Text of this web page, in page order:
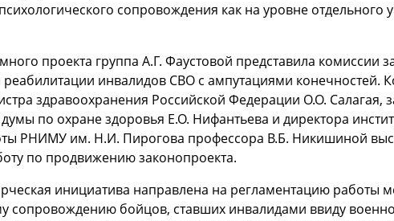
сопровождения как на уровне отдельного
проекта группа А.Г. Фаустовой представила комиссии
инвалидов СВО с ампутациями конечностей.
здравоохранения Российской Федерации О.О. Салагая,
по охране здоровья Е.О. Нифантьева и директора
РНИМУ им. Н.И. Пирогова профессора В.Б. Никишиной
по продвижению законопроекта.
инициатива направлена на регламентацию работы
сопровождению бойцов, ставших инвалидами ввиду